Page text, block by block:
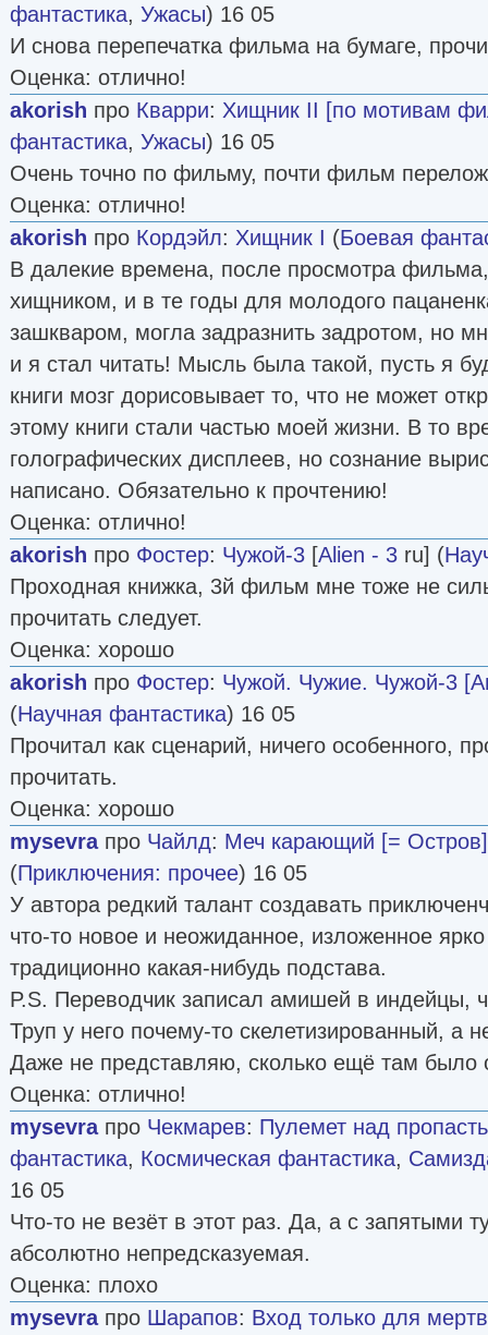
фантастика, Ужасы) 16 05
И снова перепечатка фильма на бумаге,
Оценка: отлично!
akorish про Кварри: Хищник II [по мотивам
фантастика, Ужасы) 16 05
Очень точно по фильму, почти фильм
Оценка: отлично!
akorish про Кордэйл: Хищник I (Боевая
В далекие времена, после просмотра
хищником, и в те годы для молодого
зашкваром, могла задразнить задротом, но
и я стал читать! Мысль была такой, пусть я
книги мозг дорисовывает то, что не может
этому книги стали частью моей жизни. В то
голографических дисплеев, но сознание
написано. Обязательно к прочтению!
Оценка: отлично!
akorish про Фостер: Чужой-3 [Alien - 3 ru] (
Проходная книжка, 3й фильм мне тоже не
прочитать следует.
Оценка: хорошо
akorish про Фостер: Чужой. Чужие. Чужой-3
(Научная фантастика) 16 05
Прочитал как сценарий, ничего особенного,
прочитать.
Оценка: хорошо
mysevraпро Чайлд: Меч карающий [= Остров]
(Приключения: прочее) 16 05
У автора редкий талант создавать
что-то новое и неожиданное, изложенное
традиционно какая-нибудь подстава.
P.S. Переводчик записал амишей в индейцы,
Труп у него почему-то скелетизированный, а
Даже не представляю, сколько ещё там было
Оценка: отлично!
mysevraпро Чекмарев: Пулемет над
фантастика, Космическая фантастика,
16 05
Что-то не везёт в этот раз. Да, а с запятыми
абсолютно непредсказуемая.
Оценка: плохо
mysevraпро Шарапов: Вход только для